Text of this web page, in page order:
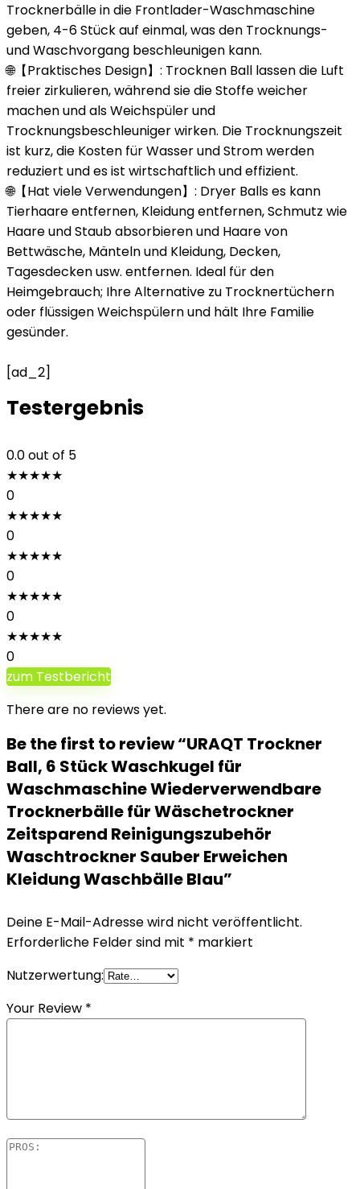
Trocknerbälle in die Frontlader-Waschmaschine
geben, 4-6 Stück auf einmal, was den Trocknungs-
und Waschvorgang beschleunigen kann.
🌐【Praktisches Design】: Trocknen Ball lassen die Luft
freier zirkulieren, während sie die Stoffe weicher
machen und als Weichspüler und
Trocknungsbeschleuniger wirken. Die Trocknungszeit
ist kurz, die Kosten für Wasser und Strom werden
reduziert und es ist wirtschaftlich und effizient.
🌐【Hat viele Verwendungen】: Dryer Balls es kann
Tierhaare entfernen, Kleidung entfernen, Schmutz wie
Haare und Staub absorbieren und Haare von
Bettwäsche, Mänteln und Kleidung, Decken,
Tagesdecken usw. entfernen. Ideal für den
Heimgebrauch; Ihre Alternative zu Trocknertüchern
oder flüssigen Weichspülern und hält Ihre Familie
gesünder.
[ad_2]
Testergebnis
0.0out of 5
★★★★★
0
★★★★★
0
★★★★★
0
★★★★★
0
★★★★★
0
zum Testbericht
There are no reviews yet.
Be the first to review “URAQT Trockner
Ball, 6 Stück Waschkugel für
Waschmaschine Wiederverwendbare
Trocknerbälle für Wäschetrockner
Zeitsparend Reinigungszubehör
Waschtrockner Sauber Erweichen
Kleidung Waschbälle Blau”
Deine E-Mail-Adresse wird nicht veröffentlicht.
Erforderliche Felder sind mit * markiert
Nutzerwertung:
Your Review *